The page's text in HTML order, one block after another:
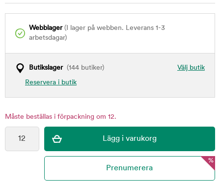
Webblager(I lager på webben. Leverans 1-3
arbetsdagar)
Välj butik
Butikslager(144 butiker)
Reservera i butik
Måste beställas i förpackning om 12.
%